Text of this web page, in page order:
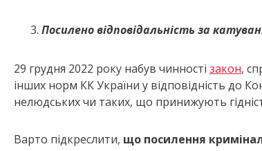
Посилено відповідальність за
29 грудня 2022 року набув чинності закон,
інших норм КК України у відповідність до
нелюдських чи таких, що принижують
Варто підкреслити, що посилення